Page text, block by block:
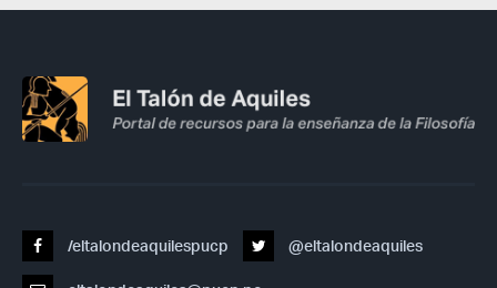
/eltalondeaquilespucp @eltalondeaquiles